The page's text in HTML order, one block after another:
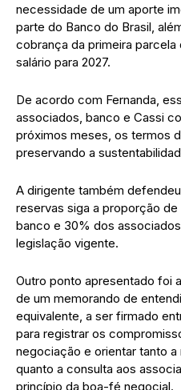
necessidade de um aporte
parte do Banco do Brasil,
cobrança da primeira parcela
salário para 2027.
De acordo com Fernanda,
associados, banco e Cassi
próximos meses, os termos
preservando a
A dirigente também
reservas siga a proporção
banco e 30% dos
legislação vigente.
Outro ponto apresentado foi
de um memorando de
equivalente, a ser firmado
para registrar os
negociação e orientar tanto
quanto a consulta aos
princípio da boa-fé negocial.